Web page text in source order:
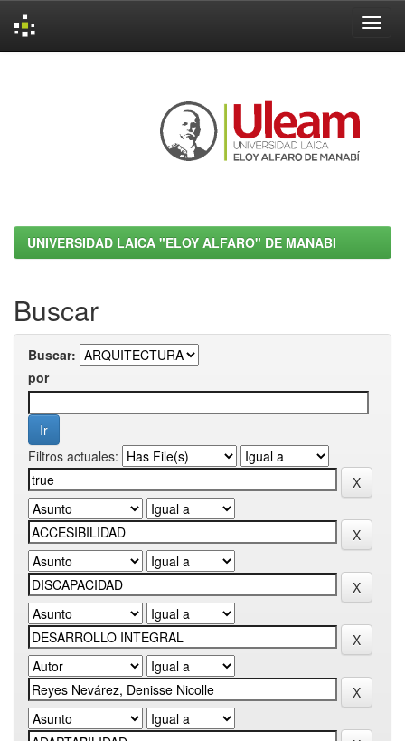
UNIVERSIDAD LAICA "ELOY ALFARO" DE MANABI
Buscar
Buscar:
por
Filtros actuales: